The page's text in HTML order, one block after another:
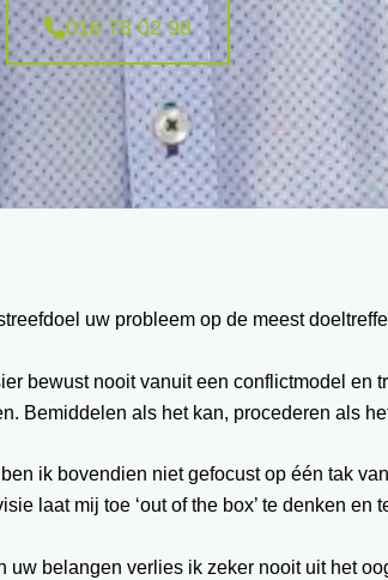
016 78 02 98
uw probleem op de meest
bewust nooit vanuit een conflictmodel
Bemiddelen als het kan, procederen als
ik bovendien niet gefocust op één tak
laat mij toe ‘out of the box’ te denken
uw belangen verlies ik zeker nooit uit het